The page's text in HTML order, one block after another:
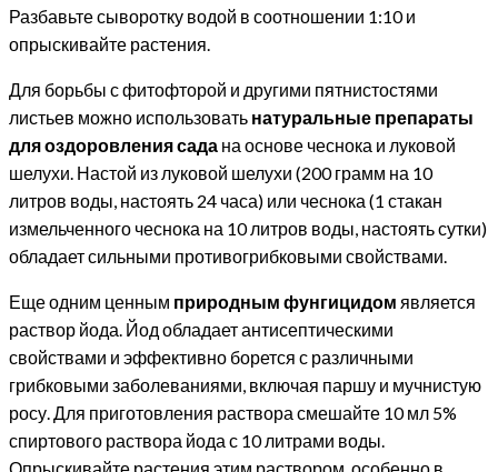
Разбавьте сыворотку водой в соотношении 1:10 и
опрыскивайте растения.
Для борьбы с фитофторой и другими пятнистостями
листьев можно использовать натуральные препараты
для оздоровления сада на основе чеснока и луковой
шелухи. Настой из луковой шелухи (200 грамм на 10
литров воды, настоять 24 часа) или чеснока (1 стакан
измельченного чеснока на 10 литров воды, настоять сутки)
обладает сильными противогрибковыми свойствами.
Еще одним ценным природным фунгицидом является
раствор йода. Йод обладает антисептическими
свойствами и эффективно борется с различными
грибковыми заболеваниями, включая паршу и мучнистую
росу. Для приготовления раствора смешайте 10 мл 5%
спиртового раствора йода с 10 литрами воды.
Опрыскивайте растения этим раствором, особенно в